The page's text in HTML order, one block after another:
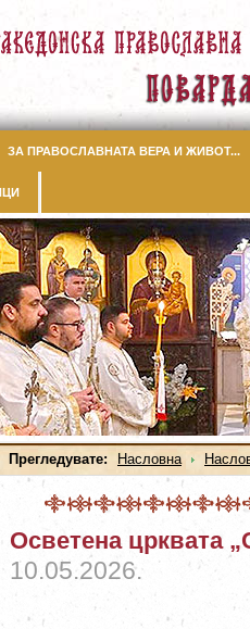
ЗА ПРАВОСЛАВНАТА ВЕРА И ЖИВОТ...
Прегледувате: Насловна
Осветена црквата
10.05.2026.